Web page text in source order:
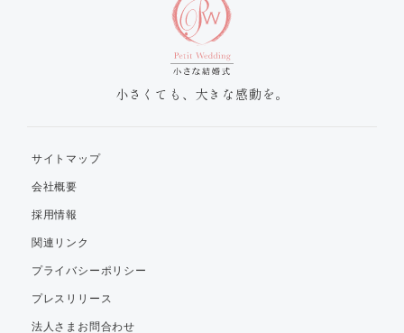
小さくても、大きな感動を。
サイトマップ
会社概要
採用情報
関連リンク
プライバシーポリシー
プレスリリース
法人さまお問合わせ